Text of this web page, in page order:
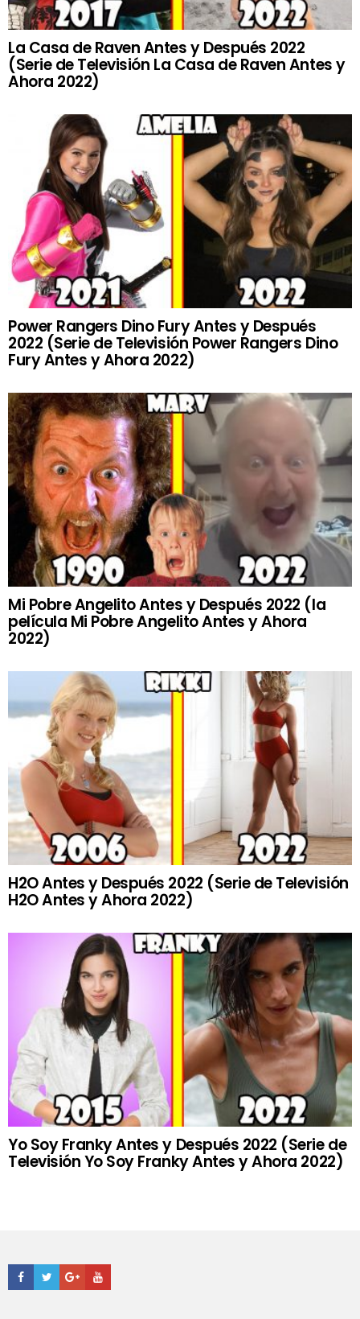
La Casa de Raven Antes y Después 2022
(Serie de Televisión La Casa de Raven Antes y
Ahora 2022)
Power Rangers Dino Fury Antes y Después
2022 (Serie de Televisión Power Rangers Dino
Fury Antes y Ahora 2022)
Mi Pobre Angelito Antes y Después 2022 (la
película Mi Pobre Angelito Antes y Ahora
2022)
H2O Antes y Después 2022 (Serie de Televisión
H2O Antes y Ahora 2022)
Yo Soy Franky Antes y Después 2022 (Serie de
Televisión Yo Soy Franky Antes y Ahora 2022)
Facebook
TwitterGoogle+Youtube